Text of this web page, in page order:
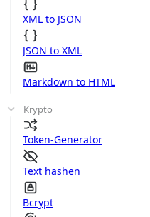
XML to JSON
JSON to XML
Markdown to HTML
Krypto
Token-Generator
Text hashen
Bcrypt